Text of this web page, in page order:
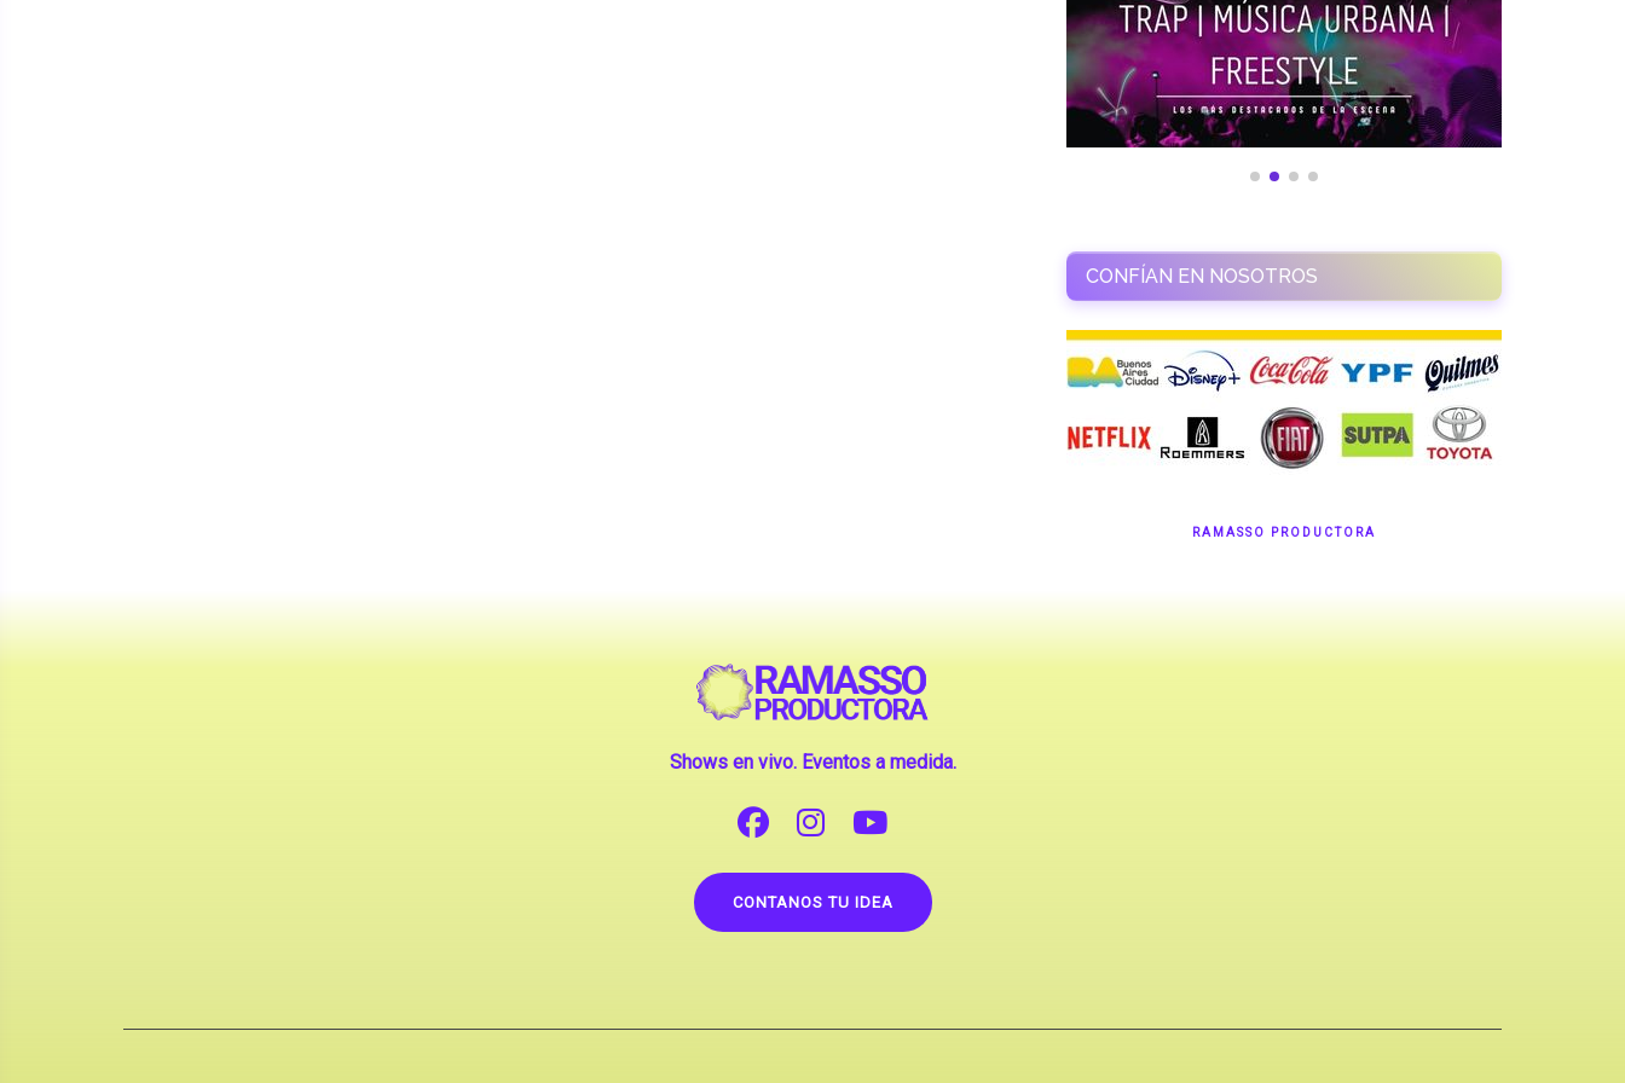
CONFÍAN EN NOSOTROS
RAMASSO PRODUCTORA
Shows en vivo. Eventos a medida.
CONTANOS TU IDEA